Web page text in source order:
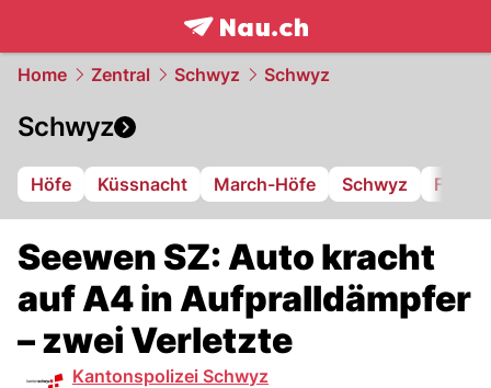
frontpage.NAU.ch
Home Zentral Schwyz Schwyz
Schwyz
Höfe Küssnacht March-Höfe Schwyz FC
Seewen SZ: Auto kracht
auf A4 in Aufpralldämpfer
– zwei Verletzte
Kantonspolizei Schwyz